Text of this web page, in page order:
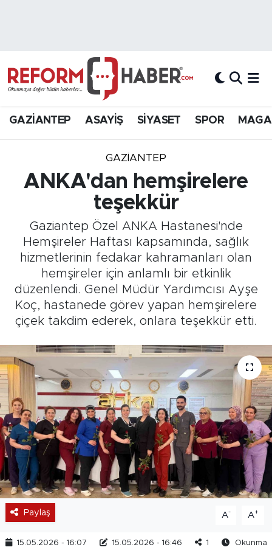
GAZİANTEP ASAYİŞ SİYASET SPOR
GAZIANTEP
ANKA'dan hemşirelere
teşekkür
Gaziantep Özel ANKA Hastanesi'nde
Hemşireler Haftası kapsamında, sağlık
hizmetlerinin fedakar kahramanları olan
hemşireler için anlamlı bir etkinlik
düzenlendi. Genel Müdür Yardımcısı Ayşe
Koç, hastanede görev yapan hemşirelere
çiçek takdim ederek, onlara teşekkür etti.
Paylaş A- A+
15.05.2026 - 16:07 15.05.2026 - 16:46 1
Okunma
Hava Durumu
Süper Lig Puan Durumu ve Fikstür
Son Dakika Haberleri
Haber Arşivi